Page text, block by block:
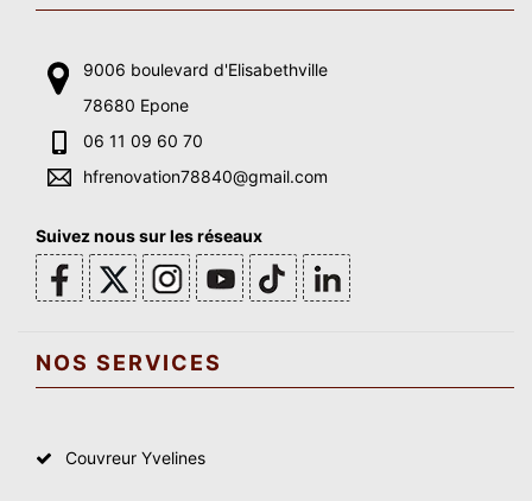
9006 boulevard d'Elisabethville
78680 Epone
06 11 09 60 70
hfrenovation78840@gmail.com
Suivez nous sur les réseaux
NOS SERVICES
Couvreur Yvelines